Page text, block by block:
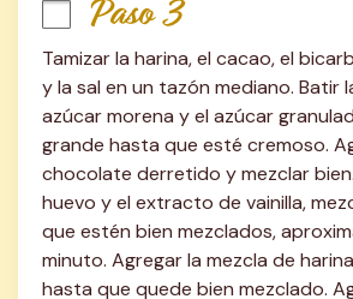
Paso 3
Tamizar la harina, el cacao, el
y la sal en un tazón mediano. Batir
azúcar morena y el azúcar
grande hasta que esté cremoso.
chocolate derretido y mezclar
huevo y el extracto de vainilla,
que estén bien mezclados,
minuto. Agregar la mezcla de
hasta que quede bien mezclado.